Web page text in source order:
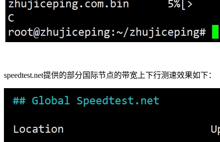
speedtest.net提供的部分国际节点的带宽上下行测速效果如下：